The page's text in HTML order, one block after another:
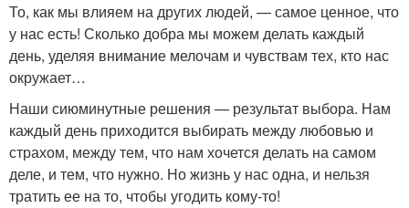
То, как мы влияем на других людей, — самое ценное, что
у нас есть! Сколько добра мы можем делать каждый
день, уделяя внимание мелочам и чувствам тех, кто нас
окружает…
Наши сиюминутные решения — результат выбора. Нам
каждый день приходится выбирать между любовью и
страхом, между тем, что нам хочется делать на самом
деле, и тем, что нужно. Но жизнь у нас одна, и нельзя
тратить ее на то, чтобы угодить кому-то!